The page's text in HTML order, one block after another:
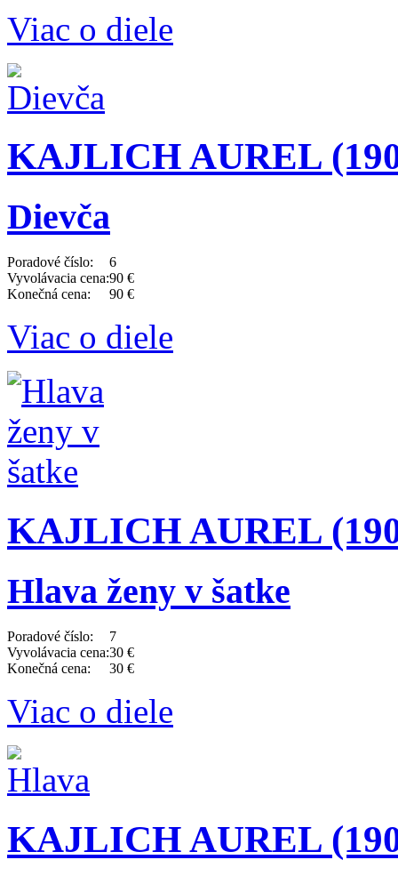
Viac o diele
KAJLICH AUREL
Dievča
Poradové číslo:
6
Vyvolávacia cena:90 €
Konečná cena:
90 €
Viac o diele
KAJLICH AUREL
Hlava ženy v šatke
Poradové číslo:
7
Vyvolávacia cena:30 €
Konečná cena:
30 €
Viac o diele
KAJLICH AUREL